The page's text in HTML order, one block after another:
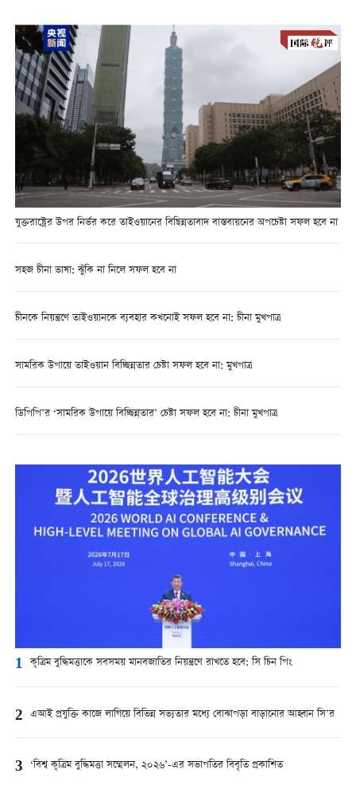
যুক্তরাষ্ট্রের উপর নির্ভর করে তাইওয়ানের বিছিন্নতাবাদ বাস্তবায়নের অপচেষ্টা সফল হবে না
সহজ চীনা ভাষা: ঝুঁকি না নিলে সফল হবে না
চীনকে নিয়ন্ত্রণে তাইওয়ানকে ব্যবহার কখনোই সফল হবে না: চীনা মুখপাত্র
সামরিক উপায়ে তাইওয়ান বিচ্ছিন্নতার চেষ্টা সফল হবে না: মুখপাত্র
ডিপিপি’র ‘সামরিক উপায়ে বিচ্ছিন্নতার’ চেষ্টা সফল হবে না: চীনা মুখপাত্র
1 কৃত্রিম বুদ্ধিমত্তাকে সবসময় মানবজাতির নিয়ন্ত্রণে রাখতে হবে: সি চিন পিং
2 এআই প্রযুক্তি কাজে লাগিয়ে বিভিন্ন সভ্যতার মধ্যে বোঝাপড়া বাড়ানোর আহ্বান সি’র
3 ‘বিশ্ব কৃত্রিম বুদ্ধিমত্তা সম্মেলন, ২০২৬’-এর সভাপতির বিবৃতি প্রকাশিত